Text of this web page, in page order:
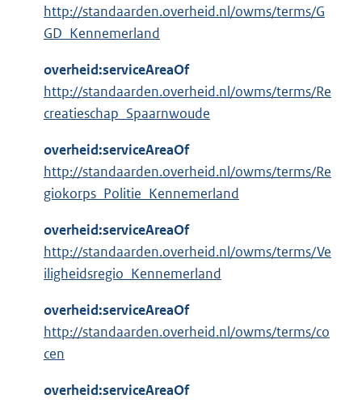
http://standaarden.overheid.nl/owms/terms/G
GD_Kennemerland
overheid:serviceAreaOf
http://standaarden.overheid.nl/owms/terms/Re
creatieschap_Spaarnwoude
overheid:serviceAreaOf
http://standaarden.overheid.nl/owms/terms/Re
giokorps_Politie_Kennemerland
overheid:serviceAreaOf
http://standaarden.overheid.nl/owms/terms/Ve
iligheidsregio_Kennemerland
overheid:serviceAreaOf
http://standaarden.overheid.nl/owms/terms/co
cen
overheid:serviceAreaOf